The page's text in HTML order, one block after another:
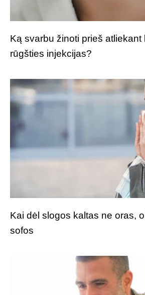
Ką svarbu žinoti prieš atliekant
rūgšties injekcijas?
Kai dėl slogos kaltas ne oras,
sofos